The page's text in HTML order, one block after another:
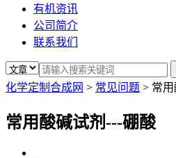
有机资讯
公司简介
联系我们
化学定制合成网 > 常见问题 > 常
常用酸碱试剂---硼酸